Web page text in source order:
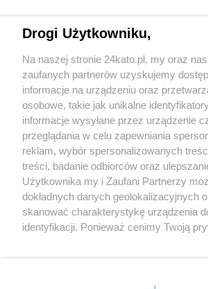
Wydawca mediów lokalnych
Nie zapomnij
zapoznać się z:
polityką prywatności regulamin
Twojemiasto
Piekary Śląskie
Chorzów
Tarnowskie Góry
Kontakt
Wydawca
Redakcja
Drogi Użytkowniku,
Na naszej stronie 24kato.pl, my oraz
zaufanych partnerów uzyskujemy
informacje na urządzeniu oraz
osobowe, takie jak unikalne
informacje wysyłane przez urządzenie
przeglądania w celu zapewniania
reklam, wybór spersonalizowanych
treści, badanie odbiorców oraz
Użytkownika my i Zaufani Partnerzy
dokładnych danych geolokalizacyjnych
skanować charakterystykę urządzenia
identyfikacji. Ponieważ cenimy Twoją